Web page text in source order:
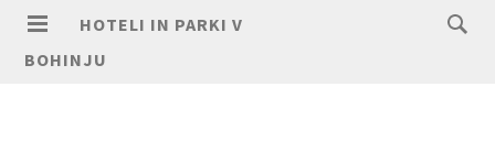
HOTELI IN PARKI V
BOHINJU